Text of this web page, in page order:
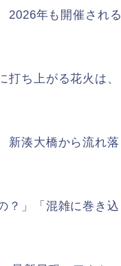
2026年も開催される
打ち上がる花火は、
新湊大橋から流れ落
？」「混雑に巻き込